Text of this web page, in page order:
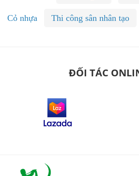
Cỏ nhựa Thi công sân nhân tạo
ĐỐI TÁC